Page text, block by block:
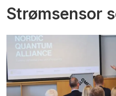
Strømsensor